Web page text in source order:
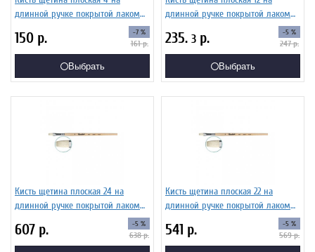
длинной ручке покрытой лаком
150 р. -7 %
161р.
Выбрать
длинной ручке покрытой лаком
235. 3 р. -5 %
247р.
Выбрать
Кисть щетина плоская 24 на
длинной ручке покрытой лаком
607 р. -5 %
638р.
Кисть щетина плоская 22 на
длинной ручке покрытой лаком
541 р. -5 %
569р.